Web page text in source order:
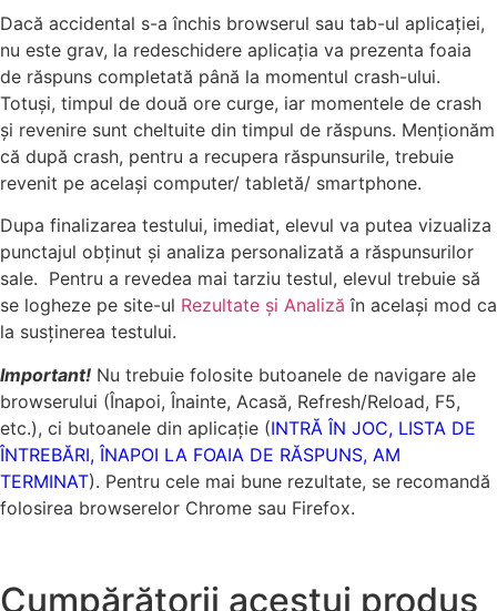
Dacă accidental s-a închis browserul sau tab-ul aplicației,
nu este grav, la redeschidere aplicația va prezenta foaia
de răspuns completată până la momentul crash-ului.
Totuși, timpul de două ore curge, iar momentele de crash
și revenire sunt cheltuite din timpul de răspuns. Menționăm
că după crash, pentru a recupera răspunsurile, trebuie
revenit pe același computer/ tabletă/ smartphone.
Dupa finalizarea testului, imediat, elevul va putea vizualiza
punctajul obţinut şi analiza personalizată a răspunsurilor
sale. Pentru a revedea mai tarziu testul, elevul trebuie să
se logheze pe site-ul Rezultate și Analiză în același mod ca
la susținerea testului.
Important! Nu trebuie folosite butoanele de navigare ale
browserului (Înapoi, Înainte, Acasă, Refresh/Reload, F5,
etc.), ci butoanele din aplicație (INTRĂ ÎN JOC, LISTA DE
ÎNTREBĂRI, ÎNAPOI LA FOAIA DE RĂSPUNS, AM
TERMINAT). Pentru cele mai bune rezultate, se recomandă
folosirea browserelor Chrome sau Firefox.
Cumpărătorii acestui produs